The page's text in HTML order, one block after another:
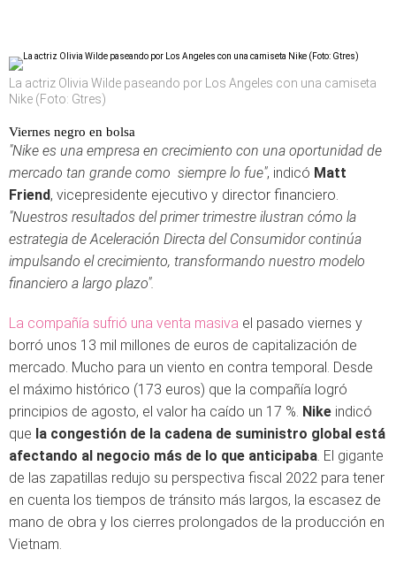
La actriz Olivia Wilde paseando por Los Angeles con una camiseta
Nike (Foto: Gtres)
Viernes negro en bolsa
"Nike es una empresa en crecimiento con una oportunidad de
mercado tan grande como siempre lo fue", indicó Matt
Friend, vicepresidente ejecutivo y director financiero.
"Nuestros resultados del primer trimestre ilustran cómo la
estrategia de Aceleración Directa del Consumidor continúa
impulsando el crecimiento, transformando nuestro modelo
financiero a largo plazo".
La compañía sufrió una venta masiva el pasado viernes y
borró unos 13 mil millones de euros de capitalización de
mercado. Mucho para un viento en contra temporal. Desde
el máximo histórico (173 euros) que la compañía logró
principios de agosto, el valor ha caído un 17 %. Nike indicó
que la congestión de la cadena de suministro global está
afectando al negocio más de lo que anticipaba. El gigante
de las zapatillas redujo su perspectiva fiscal 2022 para tener
en cuenta los tiempos de tránsito más largos, la escasez de
mano de obra y los cierres prolongados de la producción en
Vietnam.